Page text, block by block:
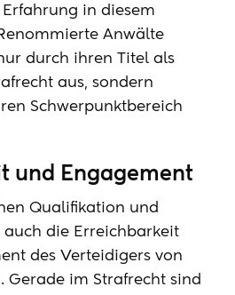
in diesem
Anwälte
durch ihren Titel als
aus, sondern
Schwerpunktbereich
und Engagement
Qualifikation und
auch die Erreichbarkeit
des Verteidigers von
Gerade im Strafrecht sind